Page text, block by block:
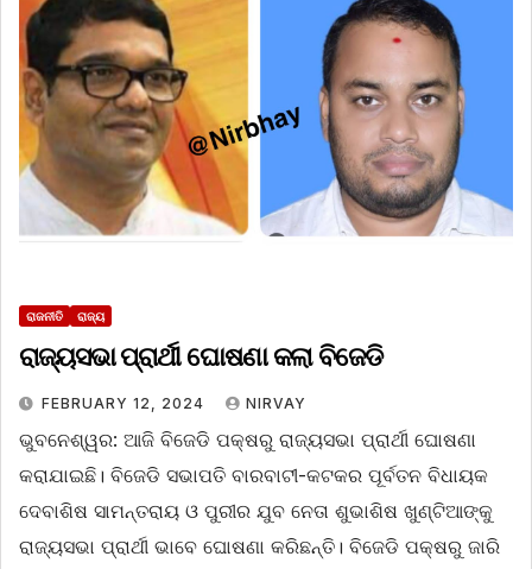
ରାଜନୀତି ରାଜ୍ୟ
ରାଜ୍ୟସଭା ପ୍ରାର୍ଥୀ ଘୋଷଣା କଲା ବିଜେଡି
FEBRUARY 12, 2024 NIRVAY
ଭୁବନେଶ୍ୱର: ଆଜି ବିଜେଡି ପକ୍ଷରୁ ରାଜ୍ୟସଭା ପ୍ରାର୍ଥୀ ଘୋଷଣା
କରାଯାଇଛି। ବିଜେଡି ସଭାପତି ବାରବାଟୀ-କଟକର ପୂର୍ବତନ ବିଧାୟକ
ଦେବାଶିଷ ସାମନ୍ତରାୟ ଓ ପୁରୀର ଯୁବ ନେତା ଶୁଭାଶିଷ ଖୁଣ୍ଟିଆଙ୍କୁ
ରାଜ୍ୟସଭା ପ୍ରାର୍ଥୀ ଭାବେ ଘୋଷଣା କରିଛନ୍ତି। ବିଜେଡି ପକ୍ଷରୁ ଜାରି